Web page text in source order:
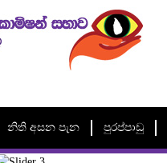
නිති අසන පැන පුරප්පාඩු